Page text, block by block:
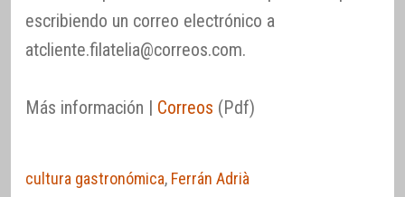
escribiendo un correo electrónico a
atcliente.filatelia@correos.com.
Más información | Correos (Pdf)
cultura gastronómica, Ferrán Adrià